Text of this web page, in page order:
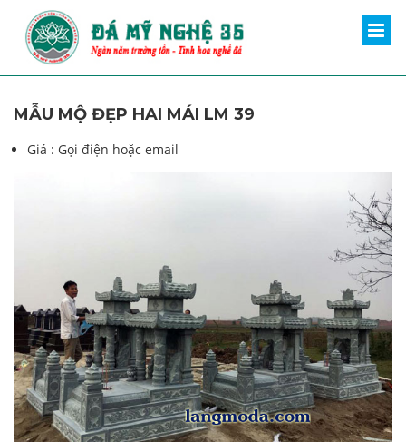
MẪU MỘ ĐẸP HAI MÁI LM 39
Giá : Gọi điện hoặc email